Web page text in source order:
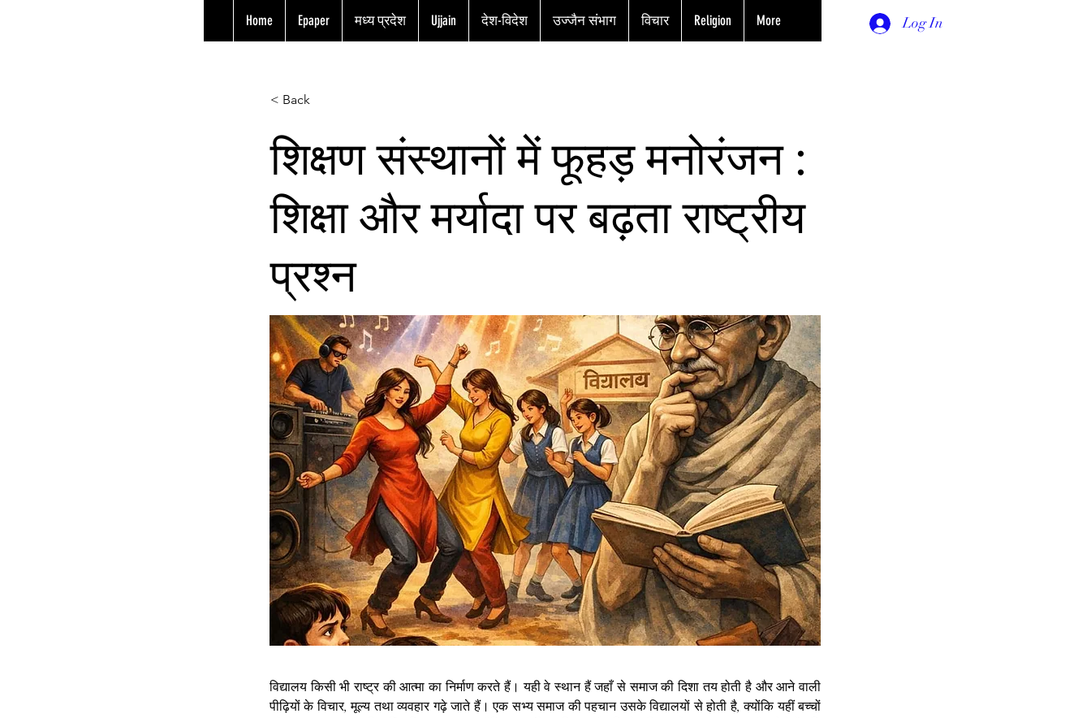
Home Epaper मध्य प्रदेश Ujjain देश-विदेश उज्जैन संभाग विचार Religion More Log In
< Back
शिक्षण संस्थानों में फूहड़ मनोरंजन :
शिक्षा और मर्यादा पर बढ़ता राष्ट्रीय
प्रश्न
विद्यालय किसी भी राष्ट्र की आत्मा का निर्माण करते हैं। यही वे स्थान हैं जहाँ से समाज की दिशा तय होती है और आने वाली
पीढ़ियों के विचार, मूल्य तथा व्यवहार गढ़े जाते हैं। एक सभ्य समाज की पहचान उसके विद्यालयों से होती है, क्योंकि यहीं बच्चों